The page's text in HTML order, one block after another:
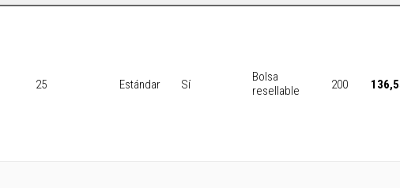
25 Estándar Sí
Bolsa
resellable
200